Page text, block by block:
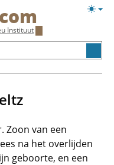
Instituut
Zoon van een
na het overlijden
geboorte, en een